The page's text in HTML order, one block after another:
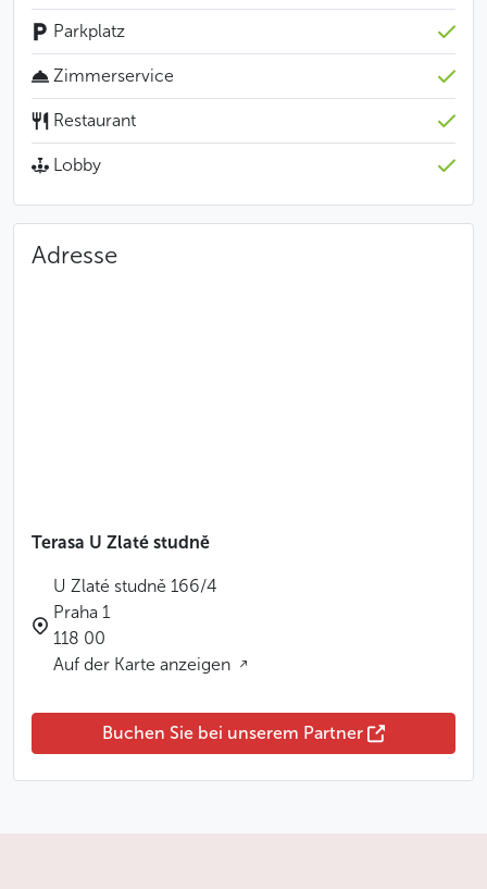
verwöhnen.
Parkplatz
Zimmerservice
Restaurant
Lobby
Adresse
Terasa U Zlaté studně
U Zlaté studně 166/4
Praha 1
118 00
Auf der Karte anzeigen
Buchen Sie bei unserem Partner